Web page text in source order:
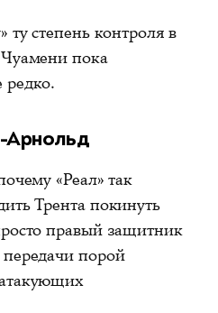
ту степень контроля в
пока
редко.
Арнольд
«Реал» так
Трента покинуть
правый защитник
порой